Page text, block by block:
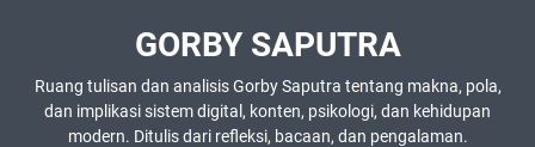
GORBY SAPUTRA
Ruang tulisan dan analisis Gorby Saputra tentang makna, pola,
dan implikasi sistem digital, konten, psikologi, dan kehidupan
modern. Ditulis dari refleksi, bacaan, dan pengalaman.